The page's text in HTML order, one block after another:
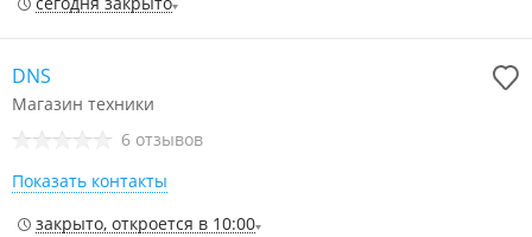
DNS
Магазин техники
6 отзывов
Показать контакты
закрыто, откроется в 10:00